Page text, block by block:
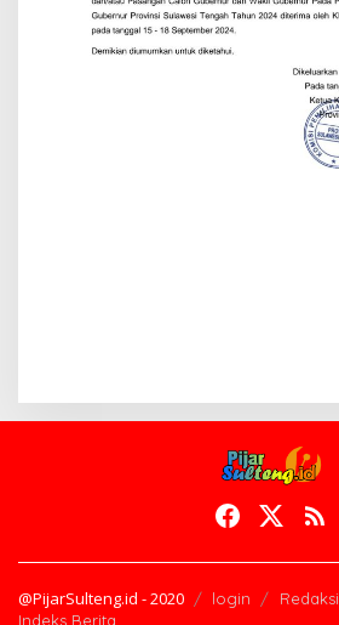
@PijarSulteng.id - 2020 login Redaksi
Indeks Berita